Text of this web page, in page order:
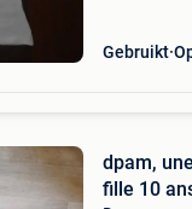
Gebruikt
dpam,
fille 10